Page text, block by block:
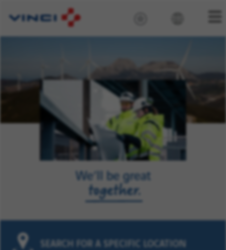
SEARCH FOR A SPECIFIC LOCATION